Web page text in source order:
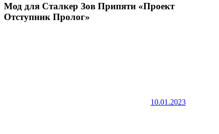
Мод для Сталкер Зов Припяти «Проект
Отступник Пролог»
10.01.2023